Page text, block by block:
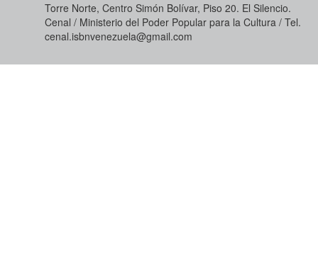
Torre Norte, Centro Simón Bolívar, Piso 20. El Silencio.
Cenal / Ministerio del Poder Popular para la Cultura / Tel.
cenal.isbnvenezuela@gmail.com